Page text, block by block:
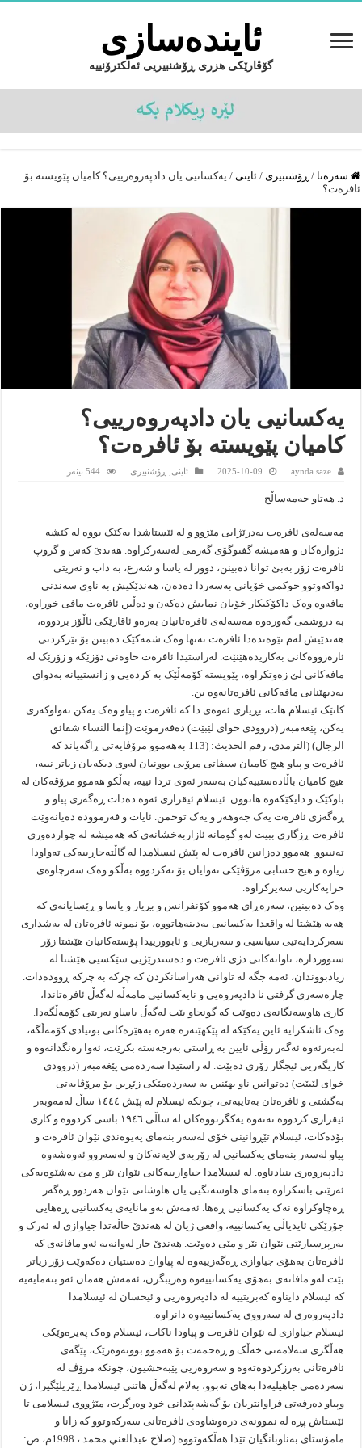
ئایندەسازى
گۆڤارێکی هزری ڕۆشنبیریی ئەلکترۆنییە
سەرەتا / ڕۆشنبیرى / ئاینى / یەکسانیی یان دادپەروەرییی؟ کامیان پێویستە بۆ
ئافرەت؟
یەکسانیی یان دادپەروەرییی؟
کامیان پێویستە بۆ ئافرەت؟
aynda saze
2025-10-09 ئاینى ڕۆشنبیرى 544 بینەر
د. هەتاو حەمەساڵح
مەسەلەی ئافرەت بەدرێژایی مێژوو و لە ئێستاشدا یەکێک بووە لە کێشە
دژوارەکان و هەمیشە گفتوگۆی گەرمی لەسەرکراوە. هەندێ کەس و گروپ
ئافرەت زۆر بەبێ توانا دەبینن، دوور لە یاسا و شەرع، بە داب و نەریتی
دواکەوتوو حوکمی خۆیانی بەسەردا دەدەن، هەندێکیش بە ناوی سەندنی
مافەوە وەک داکۆکیکار خۆیان نمایش دەکەن و دەڵین ئافرەت مافی خوراوە،
بە دروشمی گەورەوە مەسەلەی ئافرەتانیان بەرەو ئاقارێکی ئاڵۆز بردووە،
هەندێیش لەم نێوەندەدا ئافرەت تەنها وەک شمەکێک دەبینن بۆ تێرکردنی
ئارەزووەکانی بەکاریدەهێنێت. لەراستیدا ئافرەت خاوەنی دۆزێکە و زۆرێک لە
مافەکانی لێ زەوتکراوە، پێویستە کۆمەڵێک بە کردەیی و زانستییانە بەدوای
بەدیهێنانی مافەکانی ئافرەتانەوە بن.
کاتێک ئیسلام هات، بڕیاری ئەوەی دا کە ئافرەت و پیاو وەک یەکن تەواوکەری
یەکن، پێغەمبەر (دروودی خوای لێبێت) دەفەرموێت (إنما النساء شقائق
الرجال) (الترمذي، رقم الحديث: (113 بەهەموو مرۆڤایەتی ڕاگەیاند کە
ئافرەت و پیاو هیچ کامیان سیفاتی مرۆیی بوونیان لەوی دیکەیان زیاتر نییە،
هیچ کامیان باڵادەستییەکیان بەسەر ئەوی تردا نییە، بەڵکو هەموو مرۆڤەکان لە
باوکێک و دایکێکەوە هاتوون. ئیسلام ئیقراری ئەوە دەدات ڕەگەزی پیاو و
ڕەگەزی ئافرەت یەک جەوهەر و یەک توخمن. ئایات و فەرموودە دەیانەوێت
ئافرەت ڕزگاری ببیت لەو گومانە ئازاربەخشانەی کە هەمیشە لە چواردەوری
تەنیبوو. هەموو دەزانین ئافرەت لە پێش ئیسلامدا لە گاڵتەجاڕییەکی تەواودا
ژیاوە و هیچ حسابی مرۆڤێکی تەوایان بۆ نەکردووە بەڵکو وەک سەرچاوەی
خراپەکاریی سەیرکراوە.
وەک دەبینین، سەرەڕای هەموو کۆنفرانس و بڕیار و یاسا و ڕێسایانەی کە
هەیە هێشتا لە واقعدا یەکسانیی بەدینەهاتووە، بۆ نمونە ئافرەتان لە بەشداری
سەرکردایەتیی سیاسیی و سەربازیی و ئابوورییدا پۆستەکانیان هێشتا زۆر
سنووردارە، تاوانەکانی دژی ئافرەت و دەستدرێژیی سێکسیی هێشتا لە
زیادبووندان، ئەمە جگە لە تاوانی هەراسانکردن کە چرکە بە چرکە ڕوودەدات.
چارەسەری گرفتی نا دادپەروەیی و نایەکسانیی مامەڵە لەگەڵ ئافرەتاندا،
کارى هاوسەنگانەی دەوێت کە گونجاو بێت لەگەڵ یاساو نەریتی کۆمەڵگەدا.
وەک ئاشکرایە ئاین یەکێکە لە پێکهێنەرە هەرە بەهێزەکانی بونیادى کۆمەڵگە،
لەبەرئەوە ئەگەر رۆڵی ئایین بە ڕاستی بەرجەستە بکرێت، ئەوا رەنگدانەوە و
کاریگەریی ئیجگار زۆری دەبێت. لە راستیدا سەردەمی پێغەمبەر (دروودی
خوای لێبێت) دەتوانین ناو بهێنین بە سەردەمێکی زێڕین بۆ مرۆڤایەتی
بەگشتی و ئافرەتان بەتایبەتی، چونکە ئیسلام لە پێش ١٤٤٤ ساڵ لەمەوبەر
ئیقراری کردووە نەتەوە یەکگرتووەکان لە ساڵی ١٩٤٦ باسی کردووە و کاری
بۆدەکات، ئیسلام تێڕوانینی خۆی لەسەر بنەمای پەیوەندی نێوان ئافرەت و
پیاو لەسەر بنەمای یەکسانیی لە زۆربەی لایەنەکان و لەسەروو ئەوەشەوە
دادپەروەری بنیادناوە. لە ئیسلامدا جیاوازییەکانی نێوان نێر و مێ بەشێوەیەکی
ئەرێنی باسکراوە بنەمای هاوسەنگیی یان هاوشانی نێوان هەردوو ڕەگەر
ڕەچاوکراوە نەک یەکسانیی ڕەها. ئەمەش بەو مانایەی یەکسانیی ڕەهایی
جۆرێکی ئایدیاڵی یەکسانییە، واقعی ژیان لە هەندێ حاڵەتدا جیاوازی لە ئەرک و
بەرپرسیارێتی نێوان نێر و مێی دەوێت. هەندێ جار لەوانەیە ئەو مافانەی کە
ئافرەتان بەهۆی جیاوازی ڕەگەزییەوە لە پیاوان دەستیان دەکەوێت زۆر زیاتر
بێت لەو مافانەی بەهۆی یەکسانییەوە وەریبگرن، ئەمەش هەمان ئەو بنەمایەیە
کە ئیسلام دایناوە کەبریتییە لە دادپەروەریی و ئیحسان لە ئیسلامدا
دادپەروەری لە سەرووی یەکسانییەوە دانراوە.
ئیسلام جیاوازی لە نێوان ئافرەت و پیاودا ناکات، ئیسلام وەک پەیرەوێکی
هەڵگری سەلامەتی خەڵک و ڕەحمەت بۆ هەموو بوونەوەرێک، پێگەی
ئافرەتانی بەرزکردوەتەوە و سەروەریی پێبەخشیون، چونکە مرۆڤ لە
سەردەمی جاهیلیەدا بەهای نەبوو، بەلام لەگەڵ هاتنی ئیسلامدا ڕێزیلێگیرا، ژن
وپیاو دەرفەتی فراوانتریان بۆ گەشەپێدانی خود وەرگرت، مێژووی ئیسلامی تا
ئێستاش پڕە لە نموونەی درەوشاوەی ئافرەتانی سەرکەوتوو کە زانا و
مامۆستای بەناوبانگیان تێدا هەڵکەوتووە (صلاح عبدالغني محمد ، 1998م، ص: